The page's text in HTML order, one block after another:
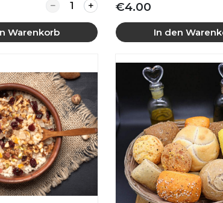
anzeigen
Quantity for Coleslaw Krautsalat
Warenkorb
Mehr
€4.00
In den